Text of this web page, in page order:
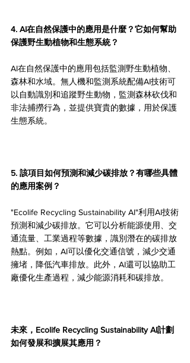
4. AI在自然保護中的應用是什麼？它如何幫助
保護野生動植物和生態系統？
AI在自然保護中的應用包括監測野生動植物、
森林和水域。無人機和監測系統配備AI技術可
以自動識別和追蹤野生動物，監測森林砍伐和
非法捕撈行為，並提供寶貴的數據，用於保護
生態系統。
5. 該項目如何預測和減少碳排放？有哪些具體
的應用案例？
"Ecolife Recycling Sustainability AI"利用AI技術
預測和減少碳排放。它可以分析能源使用、交
通流量、工業過程等數據，識別潛在的碳排放
熱點。例如，AI可以優化交通信號，減少交通
擁堵，降低汽車排放。此外，AI還可以協助工
廠優化生產過程，減少能源消耗和碳排放。
未來，Ecolife Recycling Sustainability AI計劃
如何發展和擴展其應用？